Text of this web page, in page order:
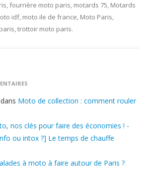
,fourrière moto paris, motards 75, Motards
idf, moto ile de france, Moto Paris,
,trottoir moto paris.
dans Moto de collection : comment rouler
nos clés pour faire des économies ! -
ou intox ?] Le temps de chauffe
à moto à faire autour de Paris ?